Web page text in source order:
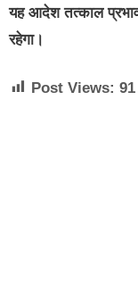
यह आदेश तत्काल
रहेगा।
Post Views: 91